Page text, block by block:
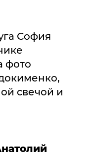
София
фото
свечой и